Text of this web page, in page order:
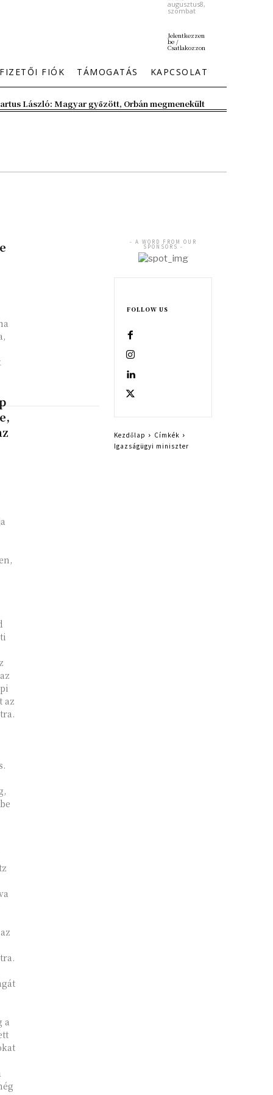
augusztus8,
szombat
Jelentkezzen
be /
Csatlakozzon
FIÓK TÁMOGATÁS KAPCSOLAT
László: Magyar győzött, Orbán megmenekült
az
a
- A WORD FROM OUR
SPONSORS -
FOLLOW US
Kezdőlap
Címkék
Igazságügyi miniszter